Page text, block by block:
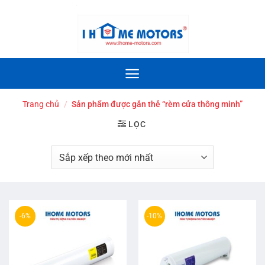
Trang chủ / Sản phẩm được gắn thẻ “rèm cửa thông minh”
LỌC
-6% -10%